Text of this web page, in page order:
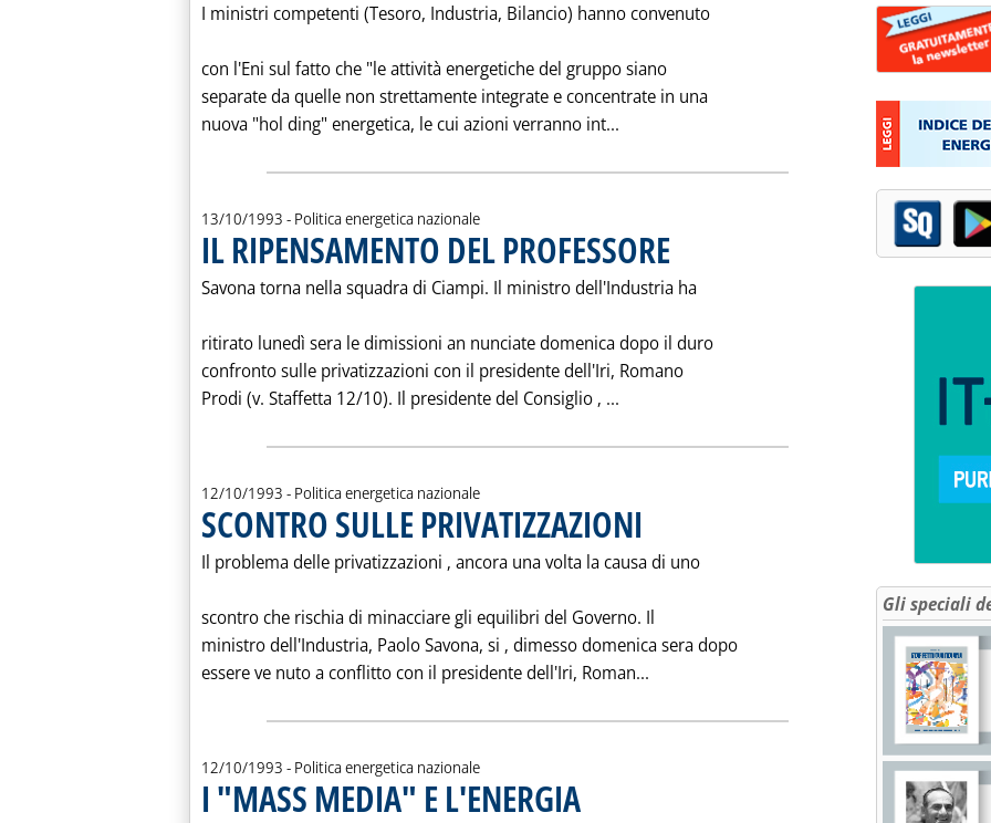
I ministri competenti (Tesoro, Industria, Bilancio) hanno convenuto
con l'Eni sul fatto che "le attività energetiche del gruppo siano
separate da quelle non strettamente integrate e concentrate in una
nuova "hol ding" energetica, le cui azioni verranno int... Leggi tutta la notizia: 'CIAMPI CONFERMA
13/10/1993 - Politica energetica nazionale
IL RIPENSAMENTO DEL PROFESSORE . Pubblicata mercoledì 13 ottobre 1993 alle 0.0.
Savona torna nella squadra di Ciampi. Il ministro dell'Industria ha
ritirato lunedì sera le dimissioni an nunciate domenica dopo il duro
confronto sulle privatizzazioni con il presidente dell'Iri, Romano
Prodi (v. Staffetta 12/10). Il presidente del Consiglio ‚ ... Leggi tutta la notizia: 'IL RIPENSAMENTO DEL
12/10/1993 - Politica energetica nazionale
SCONTRO SULLE PRIVATIZZAZIONI
Il problema delle privatizzazioni ‚ ancora una volta la causa di uno
scontro che rischia di minacciare gli equilibri del Governo. Il
ministro dell'Industria, Paolo Savona, si ‚ dimesso domenica sera dopo
essere ve nuto a conflitto con il presidente dell'Iri, Roman... Leggi tutta la notizia: 'SCONTRO SULLE
12/10/1993 - Politica energetica nazionale
I "MASS MEDIA" E L'ENERGIA
Gli speciali